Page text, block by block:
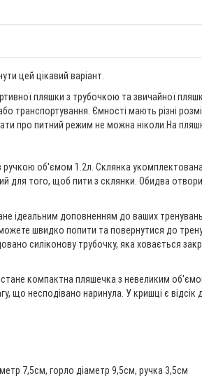
цей цікавий варіант.
пляшки з трубочкою та звичайної
транспортування. Ємності мають різні
про питний режим не можна ніколи.На
об'ємом 1.2л. Склянка
для того, щоб пити з склянки. Обидва
ідеальним доповненням до ваших
швидко попити та повернутися до
силіконову трубочку, яка ховається
стане компактна пляшечка з невеликим
що несподівано наринула. У кришці є
7,5см, горло діаметр 9,5см, ручка 3,5см